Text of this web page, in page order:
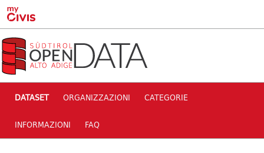
Skip to main content
DATASET ORGANIZZAZIONI CATEGORIE
INFORMAZIONI FAQ